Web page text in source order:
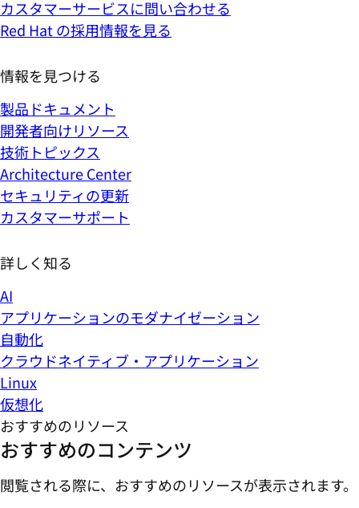
カスタマーサービスに問い合わせる
Red Hat の採用情報を見る
情報を見つける
製品ドキュメント
開発者向けリソース
技術トピックス
Architecture Center
セキュリティの更新
カスタマーサポート
詳しく知る
AI
アプリケーションのモダナイゼーション
自動化
クラウドネイティブ・アプリケーション
Linux
仮想化
おすすめのリソース
おすすめのコンテンツ
閲覧される際に、おすすめのリソースが表示されます。